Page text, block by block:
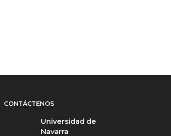
CONTÁCTENOS
Universidad de
Navarra